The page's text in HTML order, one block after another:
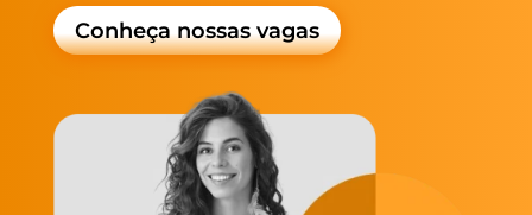
Conheça nossas vagas